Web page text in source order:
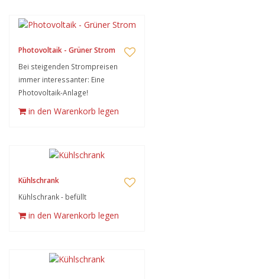
Photovoltaik - Grüner Strom
Bei steigenden Strompreisen
immer interessanter: Eine
Photovoltaik-Anlage!
in den Warenkorb legen
Kühlschrank
Kühlschrank - befüllt
in den Warenkorb legen